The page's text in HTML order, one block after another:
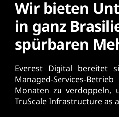
Wir bieten
in ganz
spürbaren
Everest Digital bereitet
Managed-Services-
Monaten zu verdoppeln,
TruScale Infrastructure as a